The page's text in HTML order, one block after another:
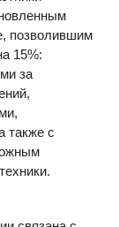
позволившим
15%:
за
также с